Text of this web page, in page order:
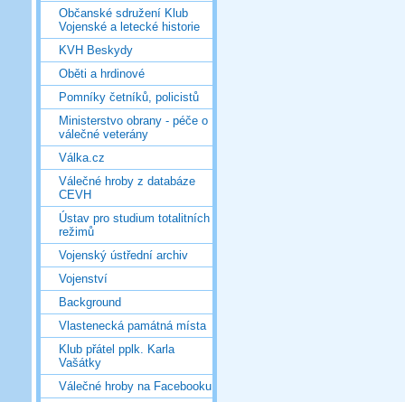
Občanské sdružení Klub
Vojenské a letecké historie
KVH Beskydy
Oběti a hrdinové
Pomníky četníků, policistů
Ministerstvo obrany - péče o
válečné veterány
Válka.cz
Válečné hroby z databáze
CEVH
Ústav pro studium totalitních
režimů
Vojenský ústřední archiv
Vojenství
Background
Vlastenecká památná místa
Klub přátel pplk. Karla
Vašátky
Válečné hroby na Facebooku